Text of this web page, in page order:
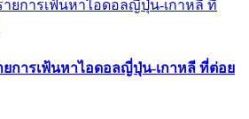
ยการเฟ้นหาไอดอลญี่ปุ่น-เกาหลี ที่ต่อย